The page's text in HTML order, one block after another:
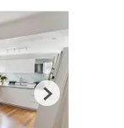
Next